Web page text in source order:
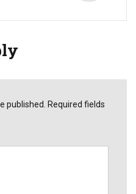
published. Required fields